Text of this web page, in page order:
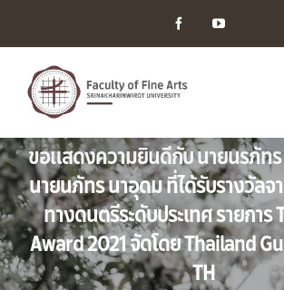
FacebookYouTube
ขอแสดงความยินดีกับ นายนรภัทร
นายนภัทร นาอุดม ที่ได้รับรางวัลจ
ทางดนตรีระดับประเทศ รายการ
Award 2021 จัดโดย Thailand
TH